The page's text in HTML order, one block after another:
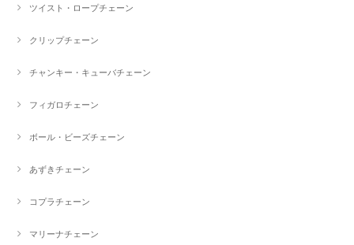
ツイスト・ロープチェーン
クリップチェーン
チャンキー・キューバチェーン
フィガロチェーン
ボール・ビーズチェーン
あずきチェーン
コプラチェーン
マリーナチェーン